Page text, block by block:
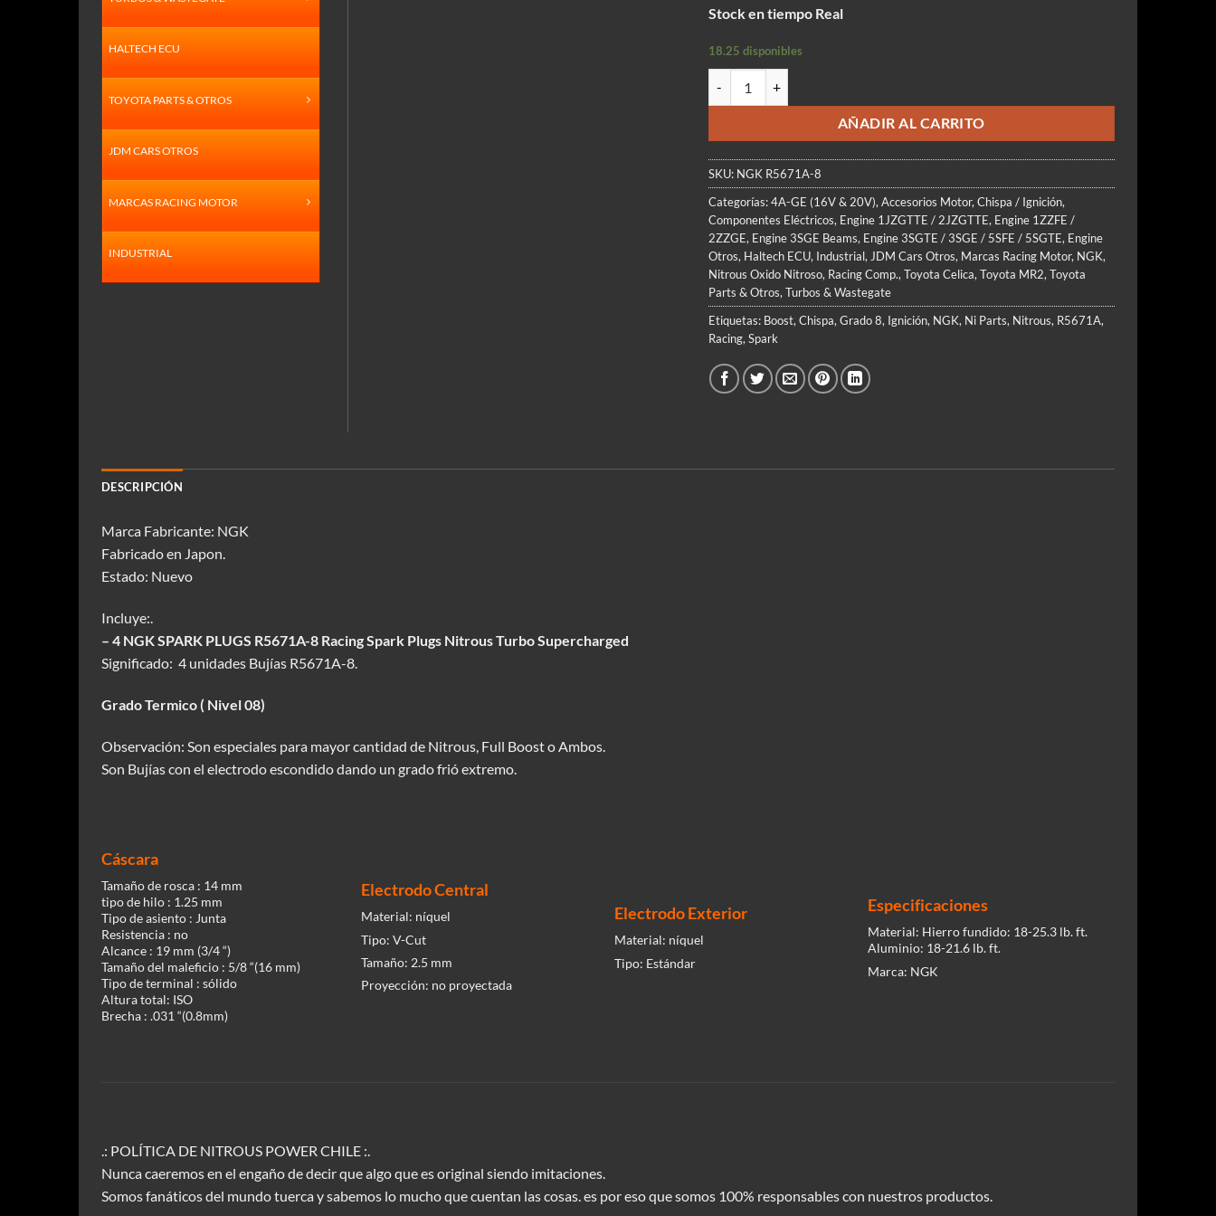
original
era:
Stock en tiempo Real
18.25 disponibles
AÑADIR AL CARRITO
SKU: NGK R5671A-8
Categorías:4A-GE (16V & 20V),Accesorios Motor,Chispa / Ignición,
Componentes Eléctricos, Engine 1JZGTTE / 2JZGTTE, Engine 1ZZFE /
2ZZGE, Engine 3SGE Beams, Engine 3SGTE / 3SGE / 5SFE / 5SGTE, Engine
Otros, Haltech ECU, Industrial,JDM Cars Otros, Marcas Racing Motor, NGK,
Nitrous Oxido Nitroso, Racing Comp.,Toyota Celica,Toyota MR2,Toyota
Parts & Otros,Turbos & Wastegate
Etiquetas: Boost,Chispa,Grado 8, Ignición, NGK, Ni Parts, Nitrous, R5671A,
Racing,Spark
HALTECH ECU
TOYOTA PARTS & OTROS
JDM CARS OTROS
MARCAS RACING MOTOR
INDUSTRIAL
DESCRIPCIÓN
Marca Fabricante: NGK
Fabricado en Japon.
Estado: Nuevo
Incluye:.
– 4 NGK SPARK PLUGS R5671A-8 Racing Spark Plugs Nitrous Turbo Supercharged
Significado: 4 unidades Bujías R5671A-8.
Grado Termico ( Nivel 08)
Observación: Son especiales para mayor cantidad de Nitrous, Full Boost o Ambos.
Son Bujías con el electrodo escondido dando un grado frió extremo.
Cáscara
Tamaño de rosca : 14 mm
tipo de hilo : 1.25 mm
Tipo de asiento : Junta
Resistencia : no
Alcance : 19 mm (3/4 “)
Tamaño del maleficio : 5/8 “(16 mm)
Tipo de terminal : sólido
Altura total: ISO
Brecha : .031 “(0.8mm)
Electrodo Central
Material: níquel
Tipo:V-Cut
Tamaño: 2.5 mm
Proyección: no proyectada
Electrodo Exterior
Material: níquel
Tipo: Estándar
Especificaciones
Material: Hierro fundido: 18-25.3 lb. ft.
Aluminio: 18-21.6 lb. ft.
Marca: NGK
.: POLÍTICA DE NITROUS POWER CHILE :.
Nunca caeremos en el engaño de decir que algo que es original siendo imitaciones.
Somos fanáticos del mundo tuerca y sabemos lo mucho que cuentan las cosas. es por eso que somos 100% responsables con nuestros productos.